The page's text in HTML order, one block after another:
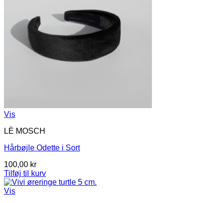
Vis
LÈ MOSCH
Hårbøjle Odette i Sort
100,00 kr
Tilføj til kurv
Vis